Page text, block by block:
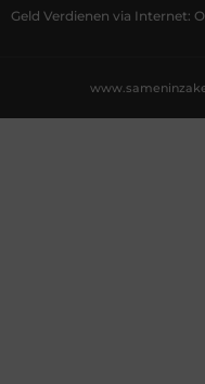
Geld Verdienen via Internet: